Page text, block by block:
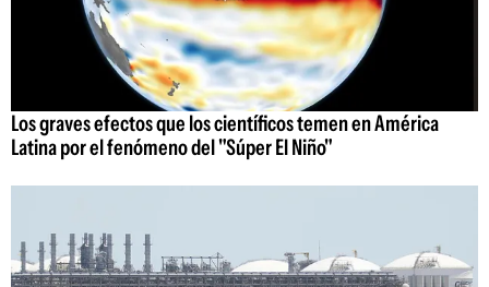
Los graves efectos que los científicos temen en América
Latina por el fenómeno del "Súper El Niño"